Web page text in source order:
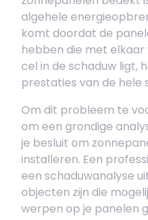
algehele
komt doordat de
hebben die met elkaar
cel in de schaduw ligt,
prestaties van de hele
Om dit probleem te
om een grondige
je besluit om
installeren. Een
een schaduwanalyse
objecten zijn die
werpen op je panelen